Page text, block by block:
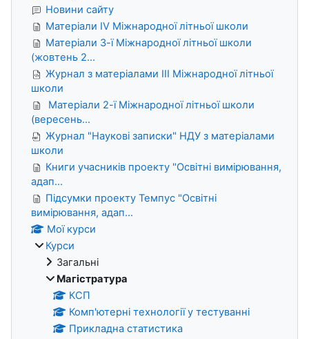
Новини сайту
Матеріали IV Міжнародної літньої школи
Матеріали 3-ї Міжнародної літньої школи
(жовтень 2...
Журнал з матеріалами ІІІ Міжнародної літньої
школи
Матеріали 2-ї Міжнародної літньої школи
(вересень...
Журнал "Наукові записки" НДУ з матеріалами
школи
Книги учасників проекту "Освітні вимірювання,
адап...
Підсумки проекту Темпус "Освітні
вимірювання, адап...
Мої курси
Курси
Загальні
Магістратура
КСП
Комп'ютерні технології у тестуванні
Прикладна статистика